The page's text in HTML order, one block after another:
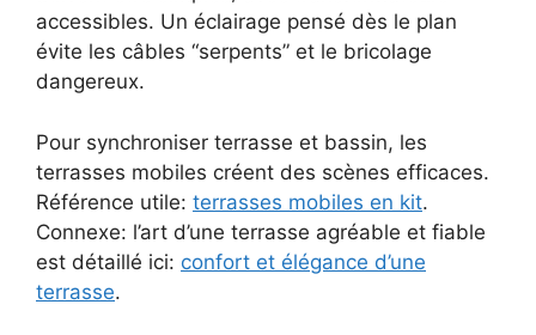
accessibles. Un éclairage pensé dès le plan
évite les câbles “serpents” et le bricolage
dangereux.
Pour synchroniser terrasse et bassin, les
terrasses mobiles créent des scènes efficaces.
Référence utile: terrasses mobiles en kit.
Connexe: l’art d’une terrasse agréable et fiable
est détaillé ici: confort et élégance d’une
terrasse.